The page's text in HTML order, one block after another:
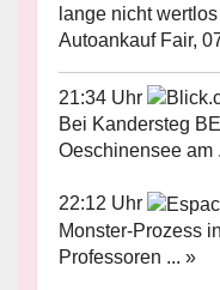
lange nicht
Autoankauf Fair,
21:34 Uhr
Bei Kandersteg
Oeschinensee am
22:12 Uhr
Monster-Prozess
Professoren ... »